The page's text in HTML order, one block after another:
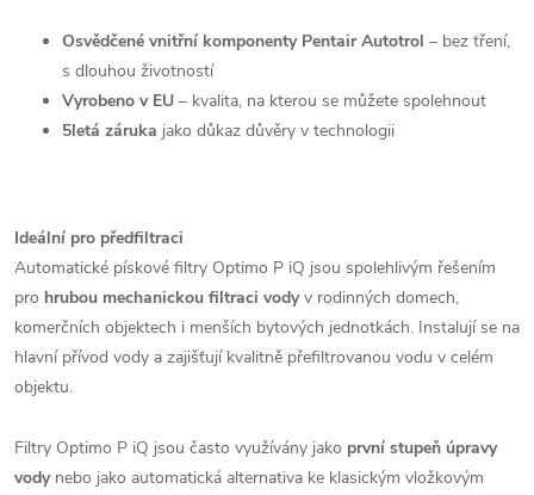
Osvědčené vnitřní komponenty Pentair Autotrol – bez tření,
s dlouhou životností
Vyrobeno v EU – kvalita, na kterou se můžete spolehnout
5letá záruka jako důkaz důvěry v technologii
Ideální pro předfiltraci
Automatické pískové filtry Optimo P iQ jsou spolehlivým řešením
pro hrubou mechanickou filtraci vodyv rodinných domech,
komerčních objektech i menších bytových jednotkách. Instalují se na
hlavní přívod vody a zajišťují kvalitně přefiltrovanou vodu v celém
objektu.
Filtry Optimo P iQ jsou často využívány jako první stupeň úpravy
vodynebo jako automatická alternativa ke klasickým vložkovým